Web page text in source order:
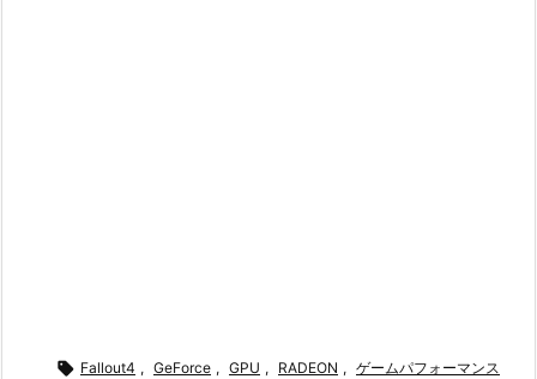
 Fallout4 , GeForce , GPU , RADEON , ゲームパフォーマンス